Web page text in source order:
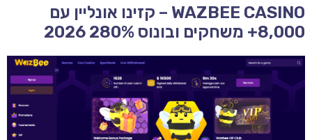
WAZBEE CASINO – קזינו אונליין עם
8,000+ משחקים ובונוס 280% 2026